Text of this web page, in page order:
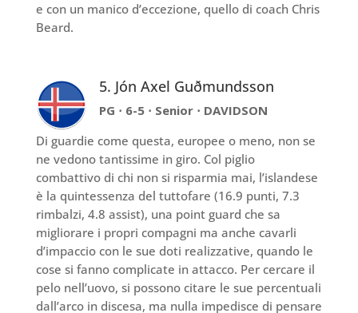
e con un manico d’eccezione, quello di coach Chris
Beard.
5. Jón Axel Guðmundsson
PG ⋅ 6-5 ⋅ Senior ⋅ DAVIDSON
Di guardie come questa, europee o meno, non se
ne vedono tantissime in giro. Col piglio
combattivo di chi non si risparmia mai, l’islandese
è la quintessenza del tuttofare (16.9 punti, 7.3
rimbalzi, 4.8 assist), una point guard che sa
migliorare i propri compagni ma anche cavarli
d’impaccio con le sue doti realizzative, quando le
cose si fanno complicate in attacco. Per cercare il
pelo nell’uovo, si possono citare le sue percentuali
dall’arco in discesa, ma nulla impedisce di pensare